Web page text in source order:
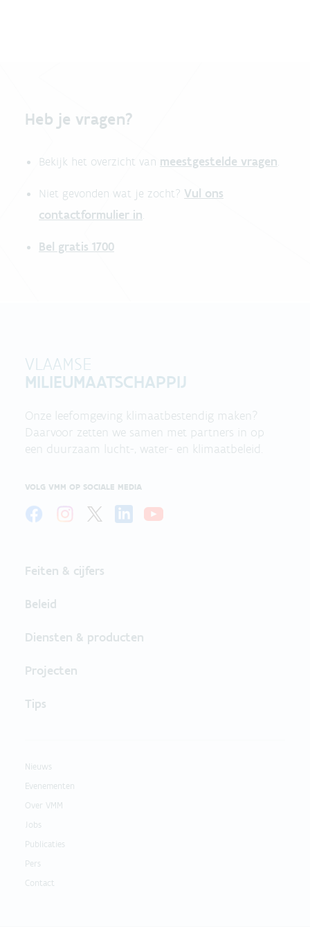
Heb je vragen?
Bekijk het overzicht van meestgestelde vragen
Niet gevonden wat je zocht? Vul ons
contactformulier in
Bel gratis 1700
VLAAMSE
MILIEUMAATSCHAPPIJ
Onze leefomgeving klimaatbestendig maken?
Daarvoor zetten we samen met partners in op
een duurzaam lucht-, water- en klimaatbeleid.
VOLG VMM OP SOCIALE MEDIA
Feiten & cijfers
Beleid
Diensten & producten
Projecten
Tips
Nieuws
Evenementen
Over VMM
Jobs
Publicaties
Pers
Contact